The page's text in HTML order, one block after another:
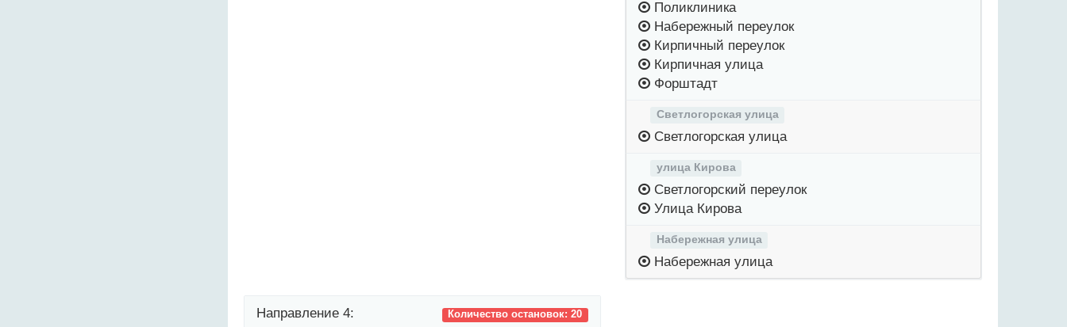
Поликлиника
Набережный переулок
Кирпичный переулок
Кирпичная улица
Форштадт
Светлогорская улица
Светлогорская улица
улица Кирова
Светлогорский переулок
Улица Кирова
Набережная улица
Набережная улица
Количество остановок: 20
Направление 4: